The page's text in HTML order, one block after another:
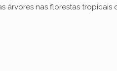
árvores nas florestas